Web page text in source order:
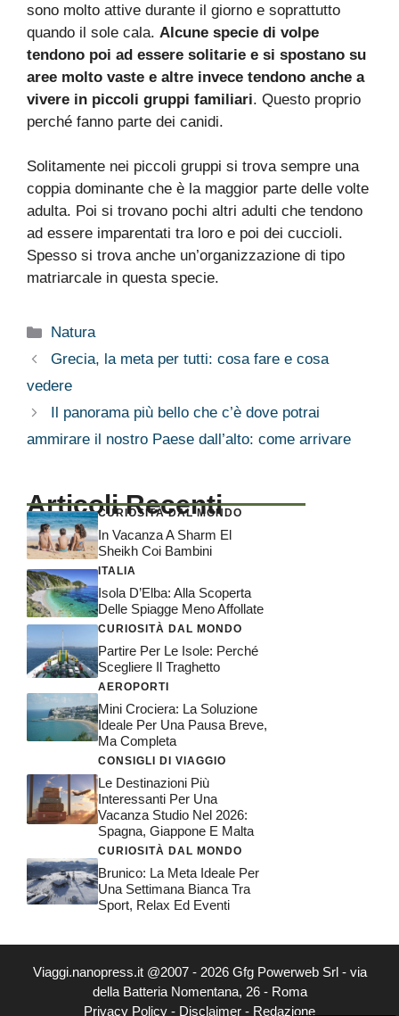
sono molto attive durante il giorno e soprattutto
quando il sole cala. Alcune specie di volpe
tendono poi ad essere solitarie e si spostano su
aree molto vaste e altre invece tendono anche a
vivere in piccoli gruppi familiari. Questo proprio
perché fanno parte dei canidi.
Solitamente nei piccoli gruppi si trova sempre una
coppia dominante che è la maggior parte delle volte
adulta. Poi si trovano pochi altri adulti che tendono
ad essere imparentati tra loro e poi dei cuccioli.
Spesso si trova anche un’organizzazione di tipo
matriarcale in questa specie.
Categorie
Natura
Grecia, la meta per tutti: cosa fare e cosa
vedere
Il panorama più bello che c’è dove potrai
ammirare il nostro Paese dall’alto: come arrivare
Articoli Recenti
CURIOSITÀ DAL MONDO
In Vacanza A Sharm El
Sheikh Coi Bambini
ITALIA
Isola D’Elba: Alla Scoperta
Delle Spiagge Meno Affollate
CURIOSITÀ DAL MONDO
Partire Per Le Isole: Perché
Scegliere Il Traghetto
AEROPORTI
Mini Crociera: La Soluzione
Ideale Per Una Pausa Breve,
Ma Completa
CONSIGLI DI VIAGGIO
Le Destinazioni Più
Interessanti Per Una
Vacanza Studio Nel 2026:
Spagna, Giappone E Malta
CURIOSITÀ DAL MONDO
Brunico: La Meta Ideale Per
Una Settimana Bianca Tra
Sport, Relax Ed Eventi
Viaggi.nanopress.it @2007 - 2026 Gfg Powerweb Srl - via
della Batteria Nomentana, 26 - Roma
Privacy Policy - Disclaimer - Redazione